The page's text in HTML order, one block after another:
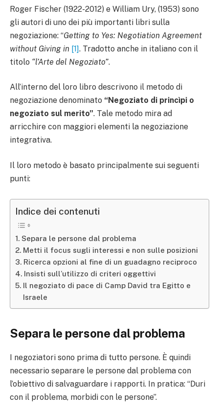
Roger Fischer (1922-2012) e William Ury, (1953) sono
gli autori di uno dei più importanti libri sulla
negoziazione: “Getting to Yes: Negotiation Agreement
without Giving in [1]. Tradotto anche in italiano con il
titolo “l’Arte del Negoziato”.
All’interno del loro libro descrivono il metodo di
negoziazione denominato “Negoziato di princìpi o
negoziato sul merito”. Tale metodo mira ad
arricchire con maggiori elementi la negoziazione
integrativa.
Il loro metodo è basato principalmente sui seguenti
punti:
Indice dei contenuti
Separa le persone dal problema
Metti il focus sugli interessi e non sulle posizioni
Ricerca opzioni al fine di un guadagno reciproco
Insisti sull’utilizzo di criteri oggettivi
Il negoziato di pace di Camp David tra Egitto e
Israele
Separa le persone dal problema
I negoziatori sono prima di tutto persone. È quindi
necessario separare le persone dal problema con
l’obiettivo di salvaguardare i rapporti. In pratica: “Duri
con il problema, morbidi con le persone”.